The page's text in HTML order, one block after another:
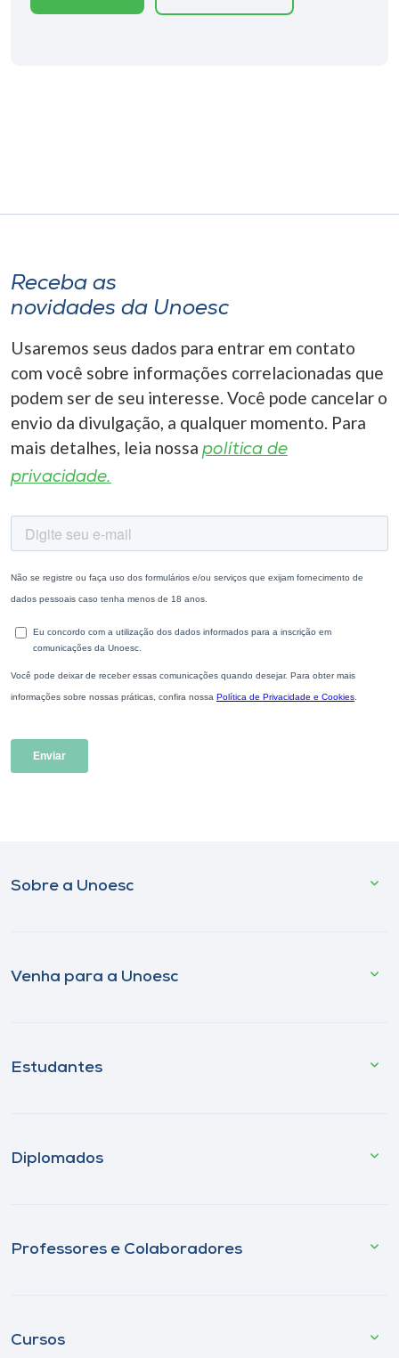
Receba as
novidades da Unoesc
Usaremos seus dados para entrar em contato
com você sobre informações correlacionadas que
podem ser de seu interesse. Você pode cancelar o
envio da divulgação, a qualquer momento. Para
mais detalhes, leia nossa política de
privacidade.
Sobre a Unoesc
Venha para a Unoesc
Estudantes
Diplomados
Professores e Colaboradores
Cursos